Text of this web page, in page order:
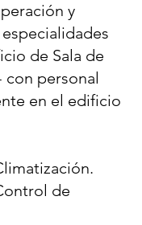
y
de Sala de
con personal
en el edificio
de